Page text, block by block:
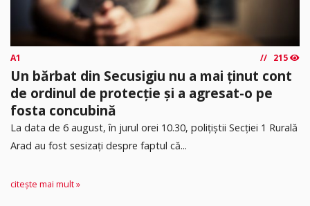
A1 215
Un bărbat din Secusigiu nu a mai ținut cont
de ordinul de protecție și a agresat-o pe
fosta concubină
​La data de 6 august, în jurul orei 10.30, polițiștii Secției 1 Rurală
Arad au fost sesizați despre faptul că...
citește mai mult »